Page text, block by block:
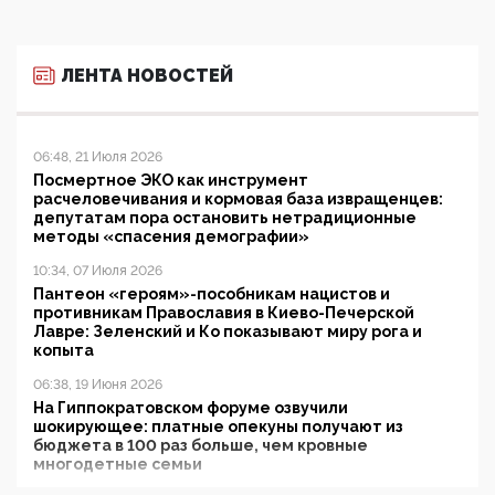
ЛЕНТА НОВОСТЕЙ
06:48, 21 Июля 2026
Посмертное ЭКО как инструмент
расчеловечивания и кормовая база извращенцев:
депутатам пора остановить нетрадиционные
методы «спасения демографии»
10:34, 07 Июля 2026
Пантеон «героям»-пособникам нацистов и
противникам Православия в Киево-Печерской
Лавре: Зеленский и Ко показывают миру рога и
копыта
06:38, 19 Июня 2026
На Гиппократовском форуме озвучили
шокирующее: платные опекуны получают из
бюджета в 100 раз больше, чем кровные
многодетные семьи